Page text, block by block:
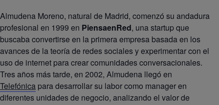
Almudena Moreno, natural de Madrid, comenzó su andadura
profesional en 1999 en PiensaenRed, una startup que
buscaba convertirse en la primera empresa basada en los
avances de la teoría de redes sociales y experimentar con el
uso de internet para crear comunidades conversacionales.
Tres años más tarde, en 2002, Almudena llegó en
Telefónica para desarrollar su labor como manager en
diferentes unidades de negocio, analizando el valor de